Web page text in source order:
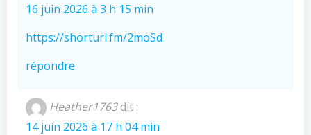
16 juin 2026 à 3 h 15 min
https://shorturl.fm/2moSd
répondre
Heather1763dit :
14 juin 2026 à 17 h 04 min